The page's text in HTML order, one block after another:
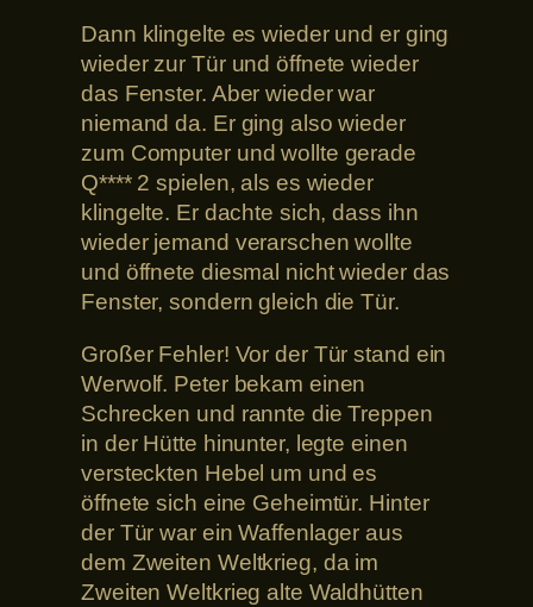
Dann klingelte es wieder und er ging
wieder zur Tür und öffnete wieder
das Fenster. Aber wieder war
niemand da. Er ging also wieder
zum Computer und wollte gerade
Q**** 2 spielen, als es wieder
klingelte. Er dachte sich, dass ihn
wieder jemand verarschen wollte
und öffnete diesmal nicht wieder das
Fenster, sondern gleich die Tür.
Großer Fehler! Vor der Tür stand ein
Werwolf. Peter bekam einen
Schrecken und rannte die Treppen
in der Hütte hinunter, legte einen
versteckten Hebel um und es
öffnete sich eine Geheimtür. Hinter
der Tür war ein Waffenlager aus
dem Zweiten Weltkrieg, da im
Zweiten Weltkrieg alte Waldhütten